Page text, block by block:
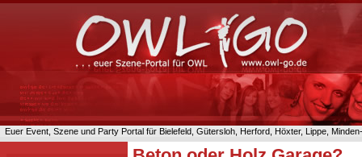
Euer Event, Szene und Party Portal für Bielefeld, Gütersloh, Herford, Höxter, Lippe,